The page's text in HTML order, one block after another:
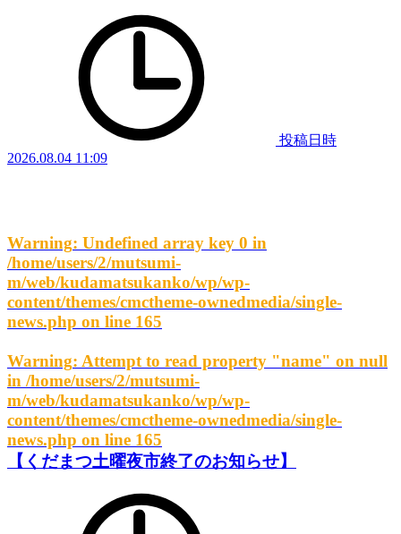
投稿日時
2026.08.04 11:09
Warning: Undefined array key 0 in
/home/users/2/mutsumi-
m/web/kudamatsukanko/wp/wp-
content/themes/cmctheme-ownedmedia/single-
news.php on line 165
Warning: Attempt to read property "name" on null
in /home/users/2/mutsumi-
m/web/kudamatsukanko/wp/wp-
content/themes/cmctheme-ownedmedia/single-
news.php on line 165
【くだまつ土曜夜市終了のお知らせ】